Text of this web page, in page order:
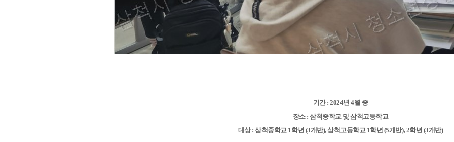
기간 : 2024년 4월 중
장소 : 삼척중학교 및 삼척고등학교
대상 : 삼척중학교 1학년 (3개반), 삼척고등학교 1학년 (5개반), 2학년 (3개반)